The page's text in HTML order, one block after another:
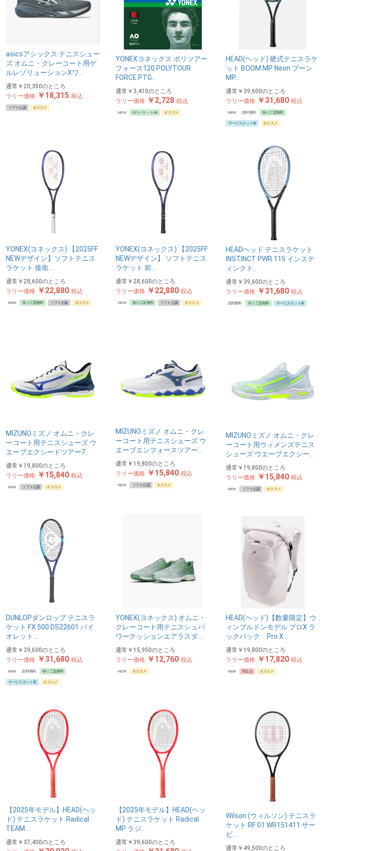
asicsアシックス テニスシュー
ズ オムニ・クレーコート用ゲ
ルレゾリューションⅩワ…
通常 ￥20,350のところ
ラリー価格￥18,315 税込
ソフト公認 オススメ
YONEXヨネックス ポリツアー
フォース120 POLYTOUR
FORCE PTG…
通常 ￥3,410のところ
ラリー価格 ￥2,728税込
NEW ゆうパケットOK オススメ
HEAD(ヘッド) 硬式テニスラケ
ット BOOM MP Neon ブーン
MP…
通常 ￥39,600のところ
ラリー価格￥31,680 税込
NEW 送料無料 張り工賃無料
サービスガット有 オススメ
YONEX(ヨネックス) 【2025FF
NEWデザイン】ソフトテニス
ラケット 後衛…
通常 ￥28,600のところ
ラリー価格￥22,880 税込
NEW 張り工賃無料 ソフト公認 オススメ
YONEX(ヨネックス) 【2025FF
NEWデザイン】 ソフトテニス
ラケット 前…
通常 ￥28,600のところ
ラリー価格 ￥22,880税込
NEW 張り工賃無料 ソフト公認 オススメ
HEADヘッド テニスラケット
INSTINCT PWR 115 インステ
ィンクト…
通常 ￥39,600のところ
ラリー価格￥31,680 税込
送料無料 張り工賃無料 サービスガット有
MIZUNOミズノ オムニ・クレ
ーコート用テニスシューズ ウ
エーブエクシードツアー7…
通常 ￥19,800のところ
ラリー価格￥15,840 税込
NEW ソフト公認 オススメ
MIZUNOミズノ オムニ・クレ
ーコート用テニスシューズ ウ
エーブエンフォースツアー…
通常 ￥19,800のところ
ラリー価格 ￥15,840税込
NEW ソフト公認 オススメ
MIZUNOミズノ オムニ・クレ
ーコート用ウィメンズテニス
シューズ ウエーブエクシー…
通常 ￥19,800のところ
ラリー価格￥15,840 税込
NEW ソフト公認 オススメ
DUNLOPダンロップ テニスラ
ケット FX 500 DS22601 バイ
オレット…
通常 ￥39,600のところ
ラリー価格￥31,680 税込
NEW 送料無料 張り工賃無料
サービスガット有 オススメ
YONEX(ヨネックス) オムニ・
クレーコート用テニスシュパ
ワークッションエアラスダ…
通常 ￥15,950のところ
ラリー価格 ￥12,760税込
NEW オススメ
HEAD(ヘッド)【数量限定】ウ
ィンブルドンモデル プロX ラ
ックパック Pro X…
通常 ￥19,800のところ
ラリー価格￥17,820 税込
NEW 限定品 オススメ
【2025年モデル】HEAD(ヘッ
ド) テニスラケット Radical
TEAM …
通常 ￥37,400のところ
【2025年モデル】HEAD(ヘッ
ド) テニスラケット Radical
MP ラジ…
通常 ￥39,600のところ
Wilson (ウィルソン) テニスラ
ケット RF 01 WR151411 サー
ビ…
通常 ￥49,500のところ